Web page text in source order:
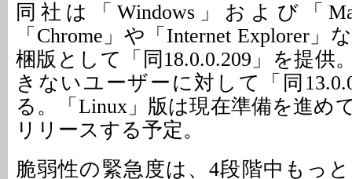
同社は「Windows」および「
「Chrome」や「Internet Explorer」
梱版として「同18.0.0.209」を提供
きないユーザーに対して「同
る。「Linux」版は現在準備を進め
リリースする予定。
脆弱性の緊急度は、4段階中もっ